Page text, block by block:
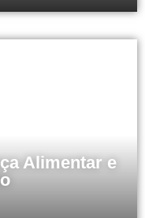
Alimentar e